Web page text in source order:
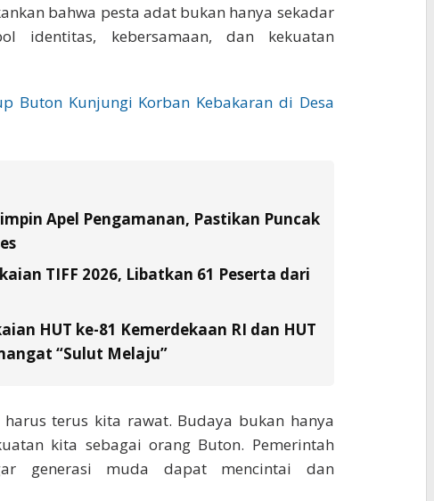
bahwa pesta adat bukan hanya sekadar
identitas, kebersamaan, dan kekuatan
Buton Kunjungi Korban Kebakaran di Desa
Apel Pengamanan, Pastikan Puncak
TIFF 2026, Libatkan 61 Peserta dari
HUT ke-81 Kemerdekaan RI dan HUT
“Sulut Melaju”
terus kita rawat. Budaya bukan hanya
kita sebagai orang Buton. Pemerintah
generasi muda dapat mencintai dan